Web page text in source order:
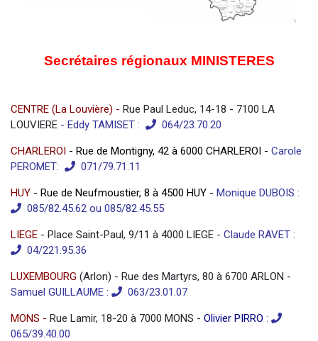
Secrétaires régionaux MINISTERES
CENTRE (La Louvière) - Rue Paul Leduc, 14-18 - 7100 LA
LOUVIERE - Eddy TAMISET : 064/23.70.20
CHARLEROI - Rue de Montigny, 42 à 6000 CHARLEROI - Carole
PEROMET:
071/79.71.11
HUY - Rue de Neufmoustier, 8 à 4500 HUY - Monique DUBOIS :
085/82.45.62 ou 085/82.45.55
LIEGE - Place Saint-Paul, 9/11 à 4000 LIEGE - Claude RAVET :
04/221.95.36
LUXEMBOURG (Arlon) - Rue des Martyrs, 80 à 6700 ARLON -
Samuel GUILLAUME :
063/23.01.07
MONS - Rue Lamir, 18-20 à 7000 MONS - Olivier PIRRO :
065/39.40.00